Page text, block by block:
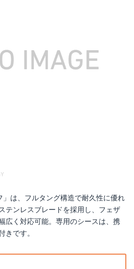
」は、フルタング構造で耐久性に優れ
テンレスブレードを採用し、フェザ
広く対応可能。専用のシースは、携
きです。